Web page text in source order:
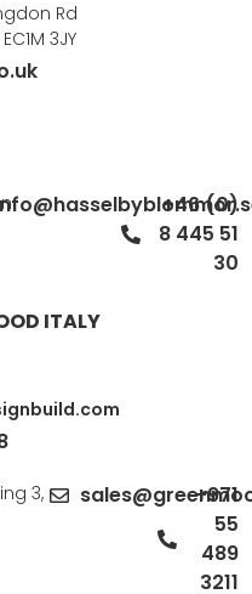
Rd
3JY
+46 (0)
8 445 51
30
ITALY
3,
+971
55
489
3211